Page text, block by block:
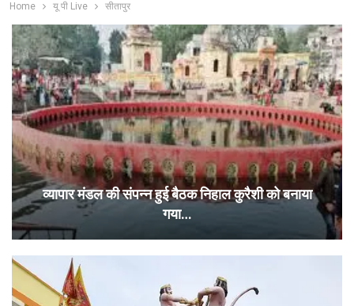
Home यू पी Live सीतापुर
व्यापार मंडल की संपन्न हुई बैठक निहाल कुरैशी को बनाया
गया…